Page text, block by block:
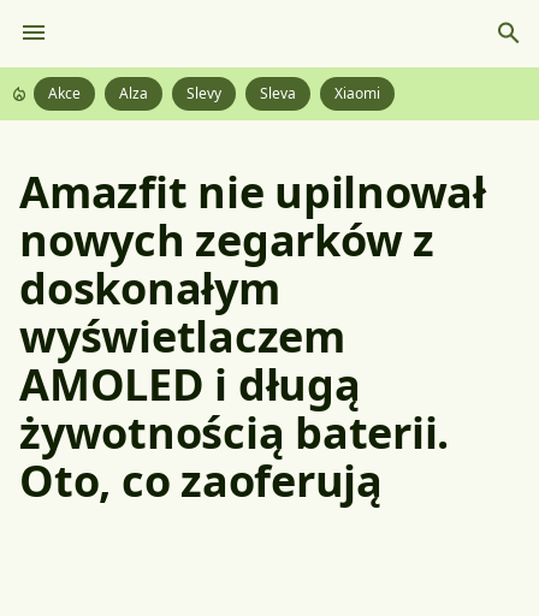
Akce Alza Slevy Sleva Xiaomi
Amazfit nie upilnował
nowych zegarków z
doskonałym
wyświetlaczem
AMOLED i długą
żywotnością baterii.
Oto, co zaoferują